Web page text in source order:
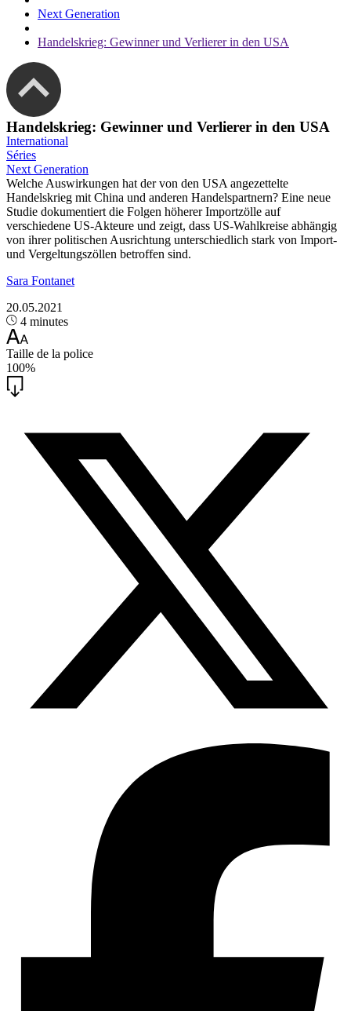
Next Generation
Handelskrieg: Gewinner und Verlierer in den USA
Handelskrieg: Gewinner und Verlierer in den USA
International
Séries
Next Generation
Welche Auswirkungen hat der von den USA angezettelte
Handelskrieg mit China und anderen Handelspartnern? Eine neue
Studie dokumentiert die Folgen höherer Importzölle auf
verschiedene US-Akteure und zeigt, dass US-Wahlkreise abhängig
von ihrer politischen Ausrichtung unterschiedlich stark von Import-
und Vergeltungszöllen betroffen sind.
Sara Fontanet
20.05.2021
4 minutes
Taille de la police
100%